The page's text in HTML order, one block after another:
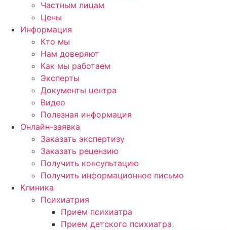
Частным лицам
Цены
Информация
Кто мы
Нам доверяют
Как мы работаем
Эксперты
Документы центра
Видео
Полезная информация
Онлайн-заявка
Заказать экспертизу
Заказать рецензию
Получить консультацию
Получить информационное письмо
Клиника
Психиатрия
Прием психиатра
Прием детского психиатра